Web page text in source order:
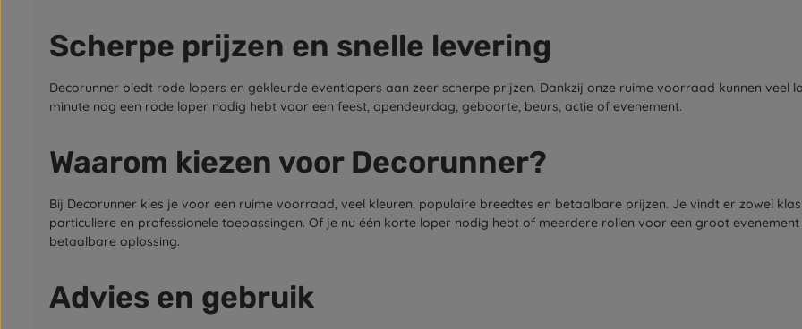
Scherpe prijzen en snelle levering
Decorunner biedt rode lopers en gekleurde eventlopers aan zeer scherpe prijzen. Dankzij onze ruime voorraad kunnen veel
minute nog een rode loper nodig hebt voor een feest, opendeurdag, geboorte, beurs, actie of evenement.
Waarom kiezen voor Decorunner?
Bij Decorunner kies je voor een ruime voorraad, veel kleuren, populaire breedtes en betaalbare prijzen. Je vindt er zowel
particuliere en professionele toepassingen. Of je nu één korte loper nodig hebt of meerdere rollen voor een groot
betaalbare oplossing.
Advies en gebruik